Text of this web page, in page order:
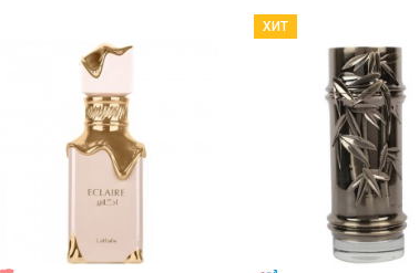
ХИТ